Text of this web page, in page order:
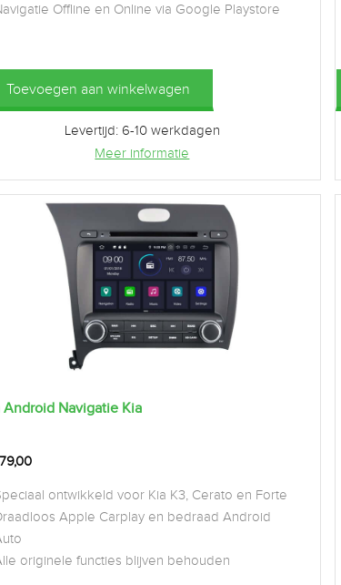
Offline en Online via Google Playstore
Toevoegen aan winkelwagen
Levertijd: 6-10 werkdagen
Meer informatie
Android Navigatie Kia
ontwikkeld voor Kia K3, Cerato en Forte
Apple Carplay en bedraad Android
originele functies blijven behouden